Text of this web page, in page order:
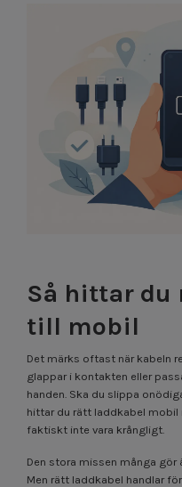
Så hittar du
till mobil
Det märks oftast när kabeln
glappar i kontakten eller
handen. Ska du slippa
hittar du rätt laddkabel mobil
faktiskt inte vara krångligt.
Den stora missen många gör
Men rätt laddkabel handlar